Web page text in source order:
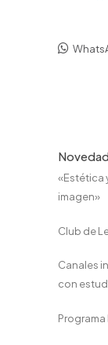
«Estética
imagen»
Club de
Canales
con
Programa